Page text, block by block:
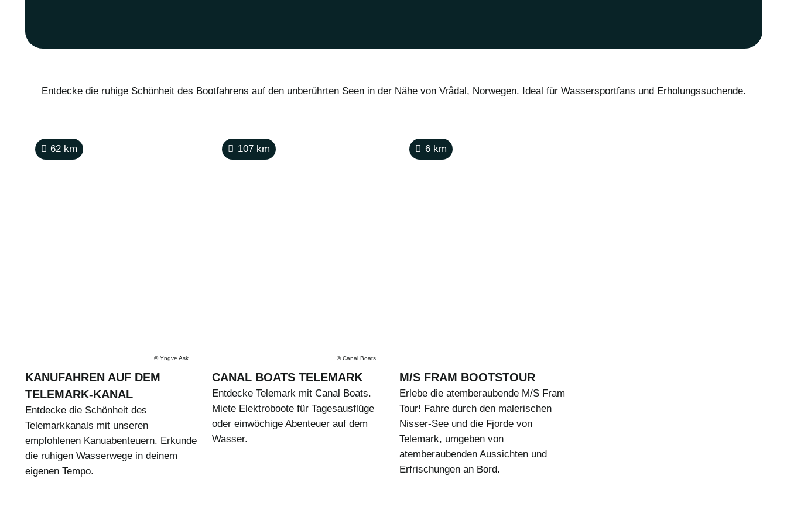
Entdecke die ruhige Schönheit des Bootfahrens auf den unberührten Seen in der Nähe von Vrådal, Norwegen. Ideal für Wassersportfans und Erholungssuchende.
©Yngve Ask
62 km
KANUFAHREN AUF DEM
TELEMARK-KANAL
Entdecke die Schönheit des
Telemarkkanals mit unseren
empfohlenen Kanuabenteuern. Erkunde
die ruhigen Wasserwege in deinem
eigenen Tempo.
©Canal Boats
107 km
CANAL BOATS TELEMARK
Entdecke Telemark mit Canal Boats.
Miete Elektroboote für Tagesausflüge
oder einwöchige Abenteuer auf dem
Wasser.
6km
M/S FRAM BOOTSTOUR
Erlebe die atemberaubende M/S Fram
Tour! Fahre durch den malerischen
Nisser-See und die Fjorde von
Telemark, umgeben von
atemberaubenden Aussichten und
Erfrischungen an Bord.